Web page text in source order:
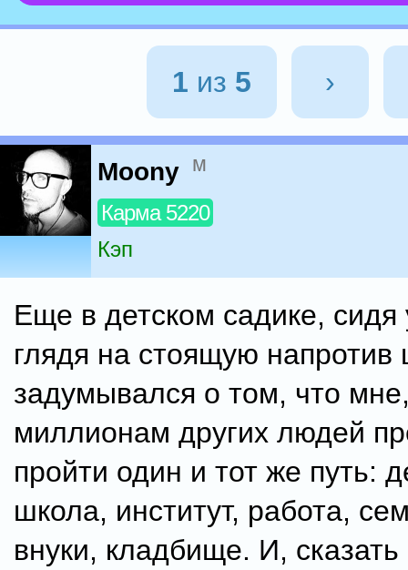
1 из 5 ›
Moony м
Карма 5220
Кэп
Еще в детском садике, сидя
глядя на стоящую напротив
задумывался о том, что
миллионам других людей
пройти один и тот же путь:
школа, институт, работа,
внуки, кладбище. И, сказать